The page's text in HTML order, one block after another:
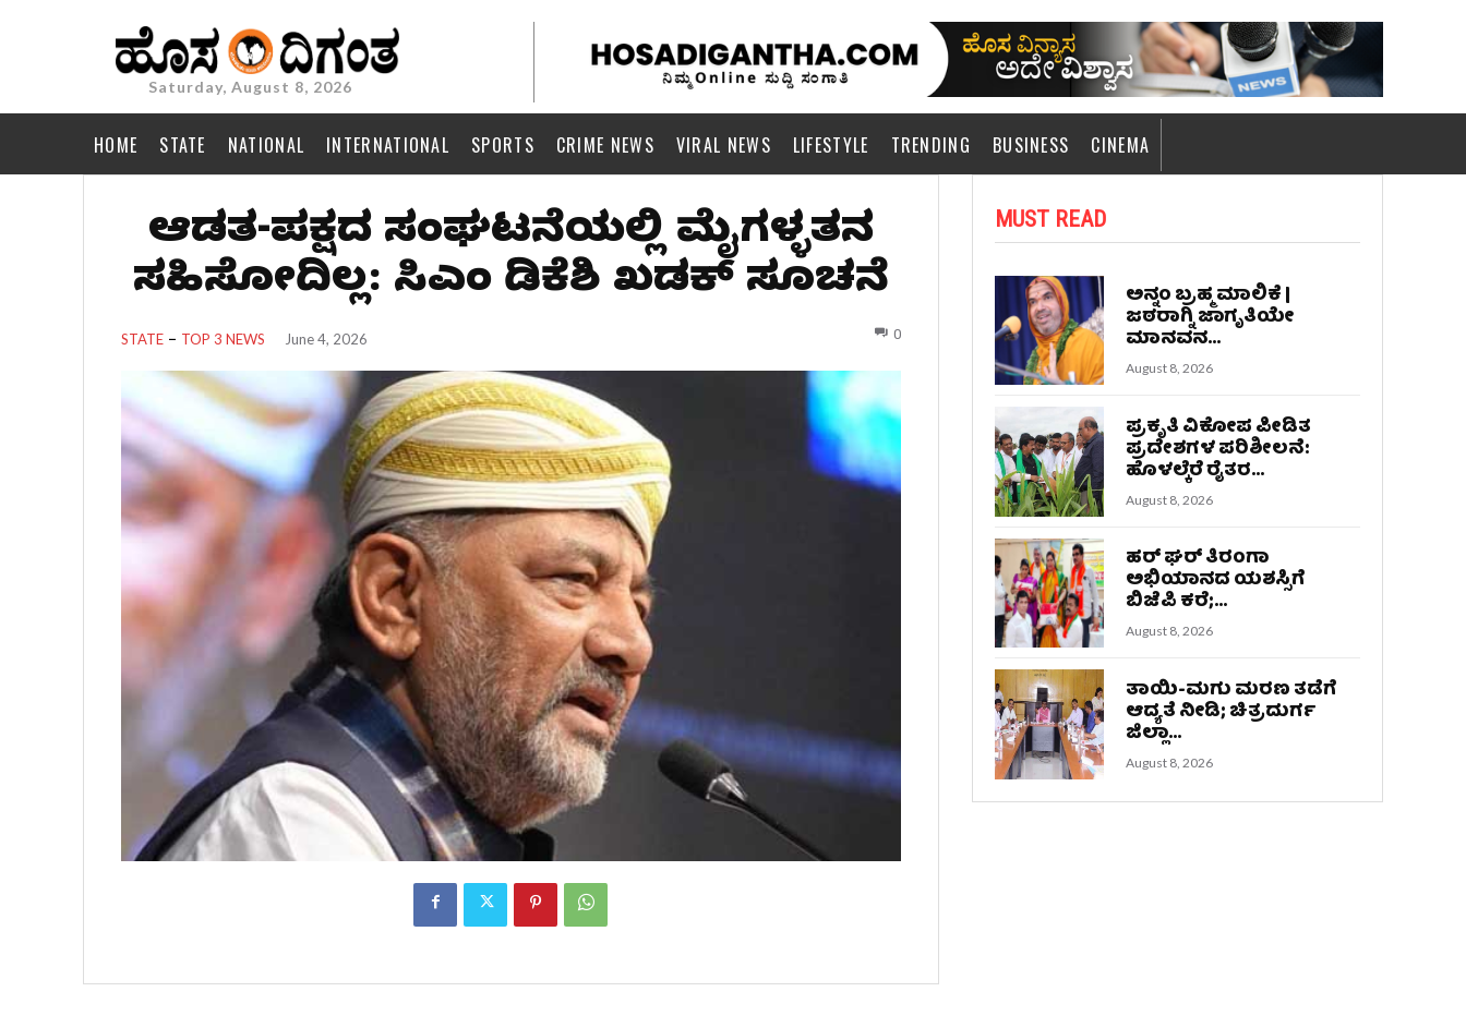
Saturday, August 8, 2026
HOME STATE NATIONAL INTERNATIONAL SPORTS CRIME NEWS VIRAL NEWS LIFESTYLE TRENDING BUSINESS CINEMA
ಆಡಳಿತ-ಪಕ್ಷದ ಸಂಘಟನೆಯಲ್ಲಿ ಮೈಗಳ್ಳತನ
ಸಹಿಸೋದಿಲ್ಲ: ಸಿಎಂ ಡಿಕೆಶಿ ಖಡಕ್‌ ಸೂಚನೆ
STATE TOP 3 NEWS June 4, 2026 0
MUST READ
ಅನ್ನಂ ಬ್ರಹ್ಮ ಮಾಲಿಕೆ |
ಜಠರಾಗ್ನಿ ಜಾಗೃತಿಯೇ
ಮಾನವನ...
August 8, 2026
ಪ್ರಕೃತಿ ವಿಕೋಪ ಪೀಡಿತ
ಪ್ರದೇಶಗಳ ಪರಿಶೀಲನೆ:
ಹೊಳಲ್ಕೆರೆ ರೈತರ...
August 8, 2026
ಹರ್ ಘರ್ ತಿರಂಗಾ
ಅಭಿಯಾನದ ಯಶಸ್ಸಿಗೆ
ಬಿಜೆಪಿ ಕರೆ;...
August 8, 2026
ತಾಯಿ-ಮಗು ಮರಣ ತಡೆಗೆ
ಆದ್ಯತೆ ನೀಡಿ; ಚಿತ್ರದುರ್ಗ
ಜಿಲ್ಲಾ...
August 8, 2026